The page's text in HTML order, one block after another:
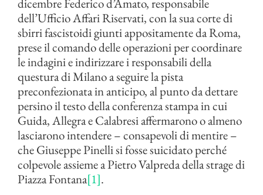
dicembre Federico d’Amato, responsabile
dell’Ufficio Affari Riservati, con la sua corte di
sbirri fascistoidi giunti appositamente da Roma,
prese il comando delle operazioni per coordinare
le indagini e indirizzare i responsabili della
questura di Milano a seguire la pista
preconfezionata in anticipo, al punto da dettare
persino il testo della conferenza stampa in cui
Guida, Allegra e Calabresi affermarono o almeno
lasciarono intendere – consapevoli di mentire –
che Giuseppe Pinelli si fosse suicidato perché
colpevole assieme a Pietro Valpreda della strage di
Piazza Fontana[1].